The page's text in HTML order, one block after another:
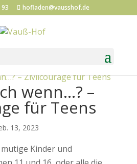
hofladen@vausshof.de
wenn…? –
für Teens
13, 2023
Kinder und